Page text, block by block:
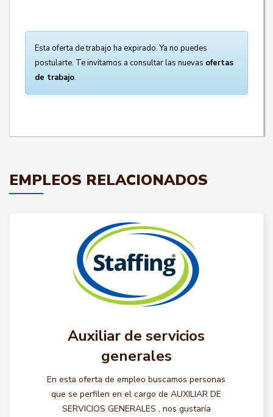
Esta oferta de trabajo ha expirado. Ya no puedes
postularte. Te invitamos a consultar las nuevas ofertas
de trabajo.
EMPLEOS RELACIONADOS
Auxiliar de servicios
generales
En esta oferta de empleo buscamos personas
que se perfilen en el cargo de AUXILIAR DE
SERVICIOS GENERALES , nos gustaría